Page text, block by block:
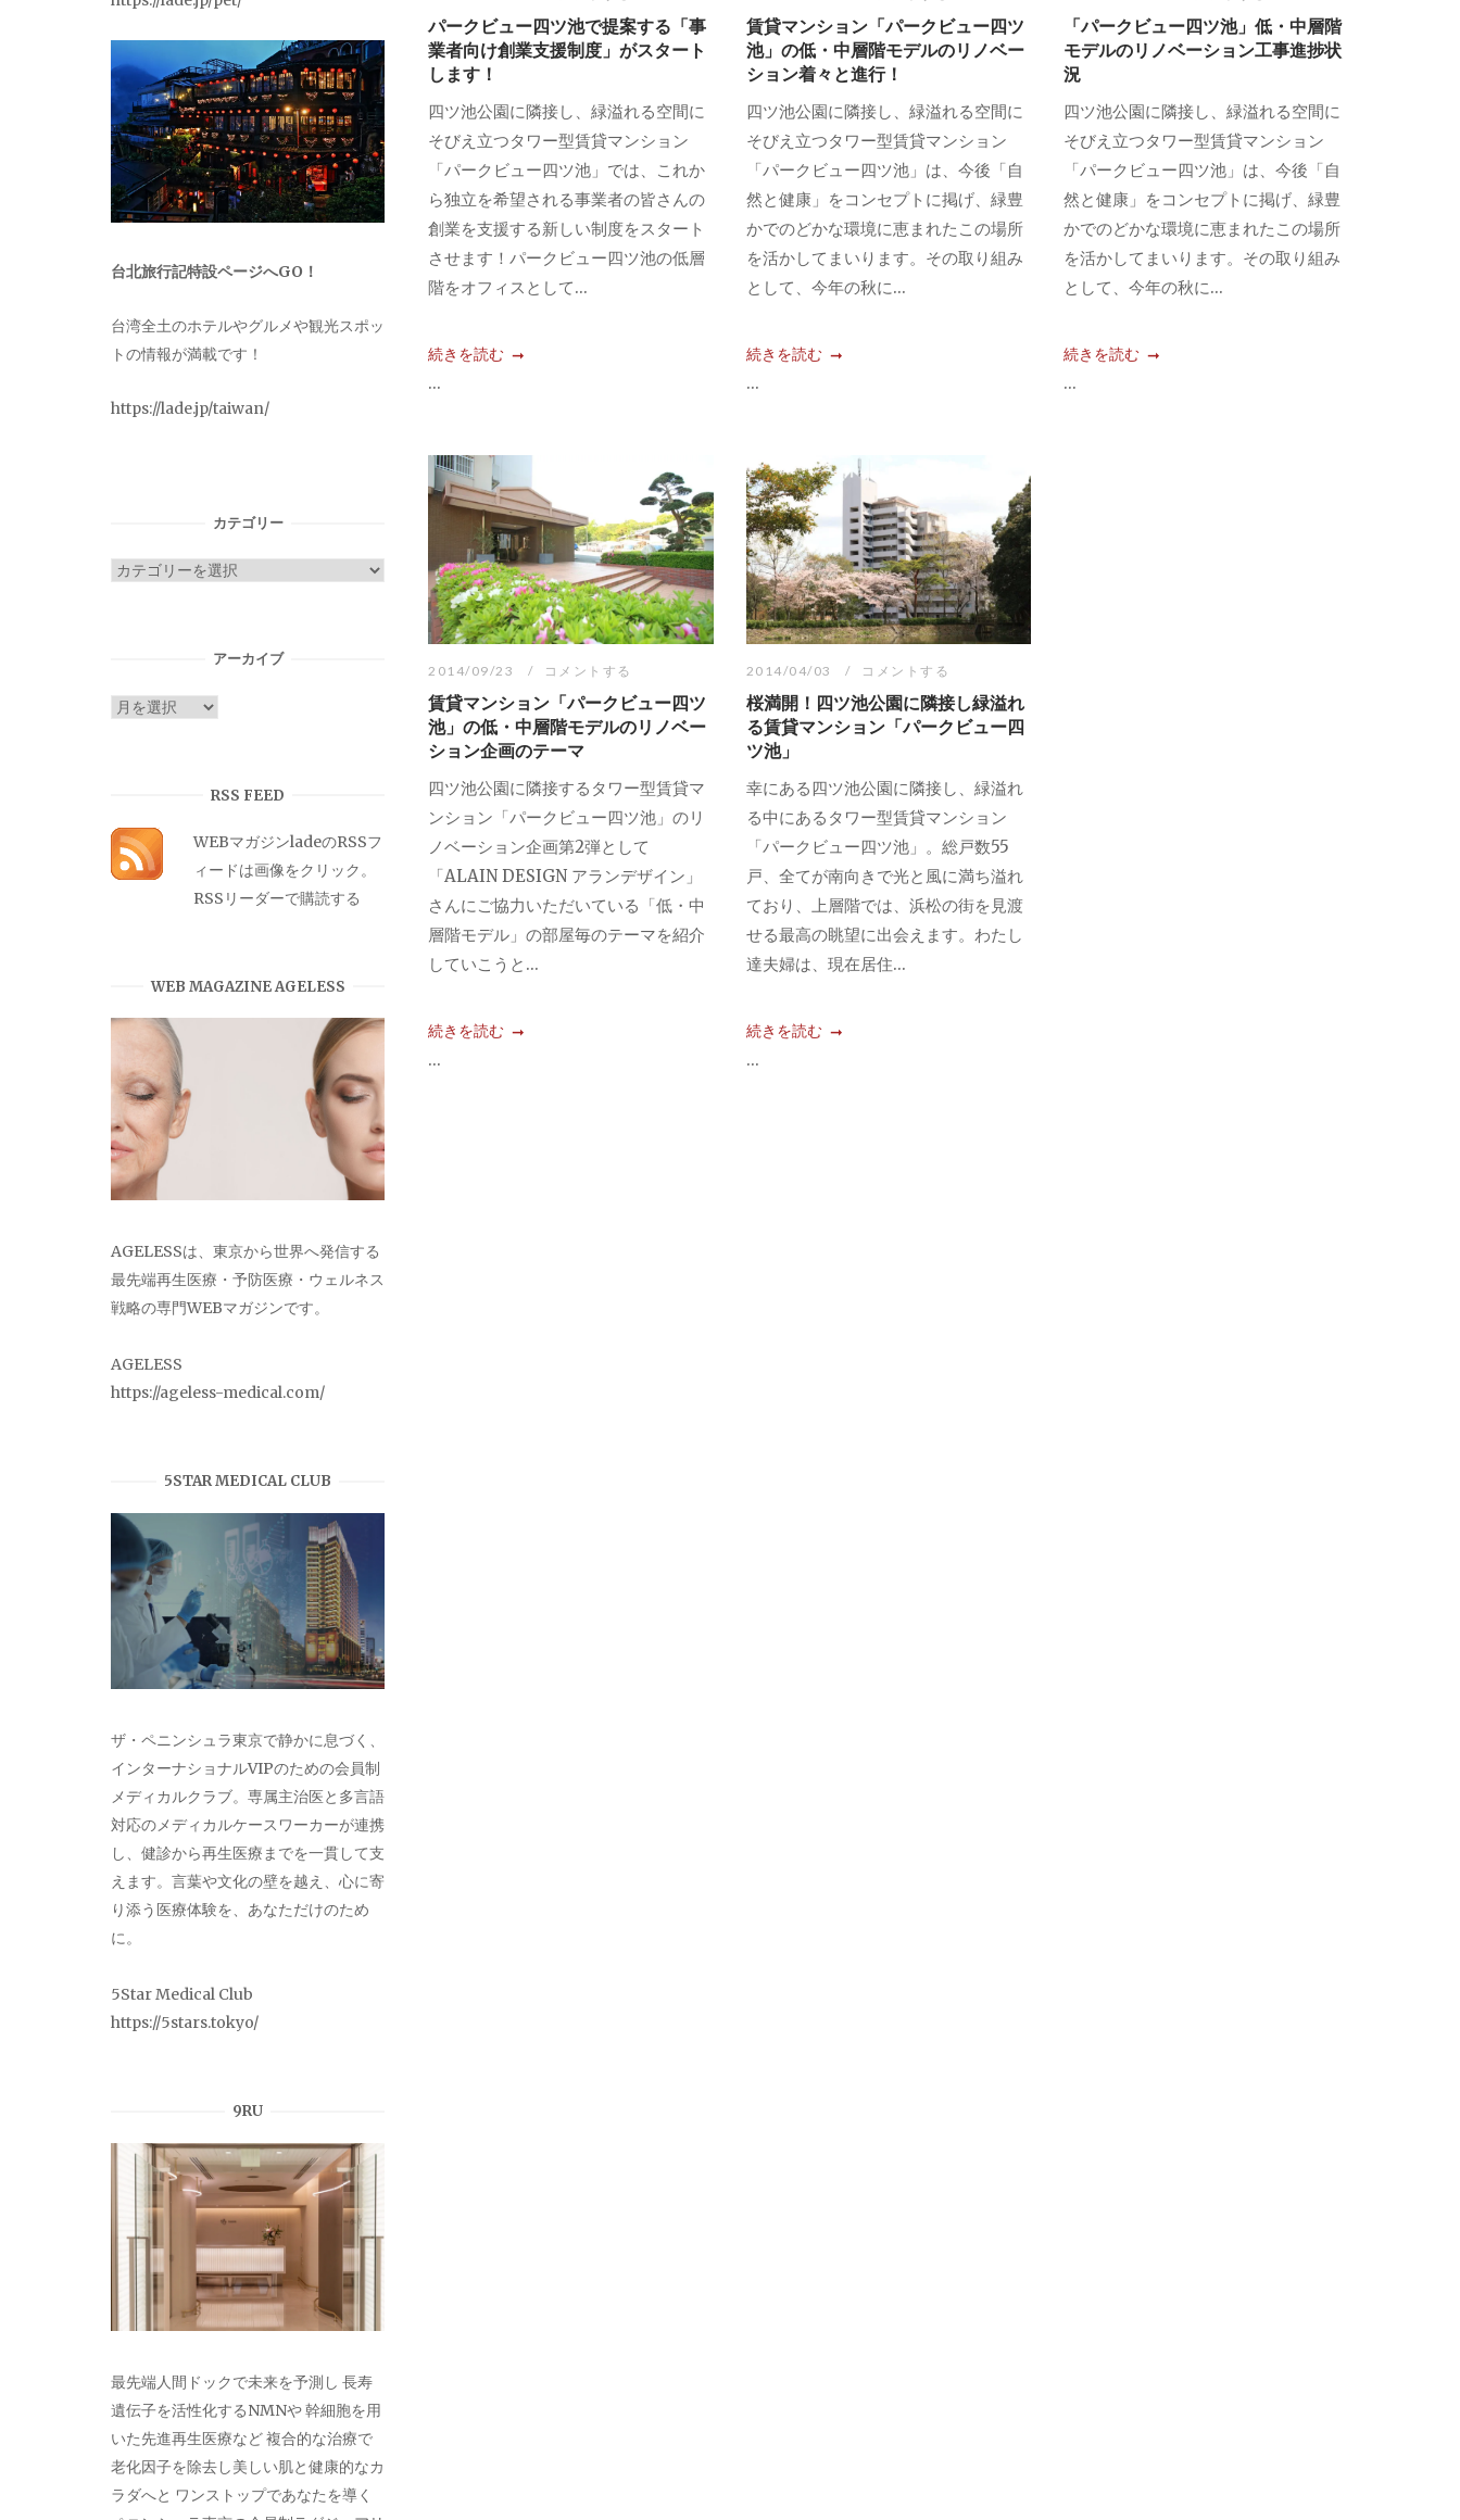
パークビュー四ツ池で提案する「事
業者向け創業支援制度」がスタート
します！
四ツ池公園に隣接し、緑溢れる空間に
そびえ立つタワー型賃貸マンション
「パークビュー四ツ池」では、これか
ら独立を希望される事業者の皆さんの
創業を支援する新しい制度をスタート
させます！パークビュー四ツ池の低層
階をオフィスとして...
続きを読む
...
賃貸マンション「パークビュー四ツ
池」の低・中層階モデルのリノベー
ション着々と進行！
四ツ池公園に隣接し、緑溢れる空間に
そびえ立つタワー型賃貸マンション
「パークビュー四ツ池」は、今後「自
然と健康」をコンセプトに掲げ、緑豊
かでのどかな環境に恵まれたこの場所
を活かしてまいります。その取り組み
として、今年の秋に...
続きを読む
...
「パークビュー四ツ池」低・中層階
モデルのリノベーション工事進捗状
況
四ツ池公園に隣接し、緑溢れる空間に
そびえ立つタワー型賃貸マンション
「パークビュー四ツ池」は、今後「自
然と健康」をコンセプトに掲げ、緑豊
かでのどかな環境に恵まれたこの場所
を活かしてまいります。その取り組み
として、今年の秋に...
続きを読む
...
2014/09/23 コメントする
賃貸マンション「パークビュー四ツ
池」の低・中層階モデルのリノベー
ション企画のテーマ
四ツ池公園に隣接するタワー型賃貸マ
ンション「パークビュー四ツ池」のリ
ノベーション企画第2弾として
「ALAIN DESIGN アランデザイン」
さんにご協力いただいている「低・中
層階モデル」の部屋毎のテーマを紹介
していこうと...
続きを読む
...
2014/04/03 コメントする
桜満開！四ツ池公園に隣接し緑溢れ
る賃貸マンション「パークビュー四
ツ池」
幸にある四ツ池公園に隣接し、緑溢れ
る中にあるタワー型賃貸マンション
「パークビュー四ツ池」。総戸数55
戸、全てが南向きで光と風に満ち溢れ
ており、上層階では、浜松の街を見渡
せる最高の眺望に出会えます。わたし
達夫婦は、現在居住...
続きを読む
...
台北旅行記特設ページへGO！
台湾全土のホテルやグルメや観光スポッ
トの情報が満載です！
https://lade.jp/taiwan/
カテゴリー
カ
アーカイブ
ア
RSS FEED
WEBマガジンladeのRSSフ
ィードは画像をクリック。
RSSリーダーで購読する
WEB MAGAZINE AGELESS
AGELESSは、東京から世界へ発信する
最先端再生医療・予防医療・ウェルネス
戦略の専門WEBマガジンです。
AGELESS
https://ageless-medical.com/
5STAR MEDICAL CLUB
ザ・ペニンシュラ東京で静かに息づく、
インターナショナルVIPのための会員制
メディカルクラブ。専属主治医と多言語
対応のメディカルケースワーカーが連携
し、健診から再生医療までを一貫して支
えます。言葉や文化の壁を越え、心に寄
り添う医療体験を、あなただけのため
に。
5Star Medical Club
https://5stars.tokyo/
9RU
最先端人間ドックで未来を予測し 長寿
遺伝子を活性化するNMNや 幹細胞を用
いた先進再生医療など 複合的な治療で
老化因子を除去し美しい肌と健康的なカ
ラダへと ワンストップであなたを導く